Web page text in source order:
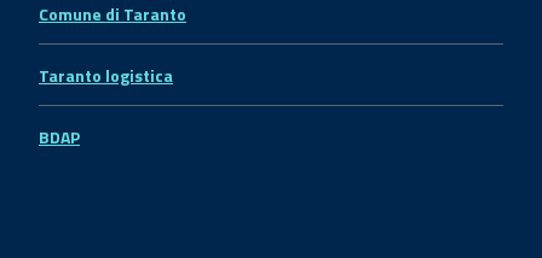
Comune di Taranto
Taranto logistica
BDAP